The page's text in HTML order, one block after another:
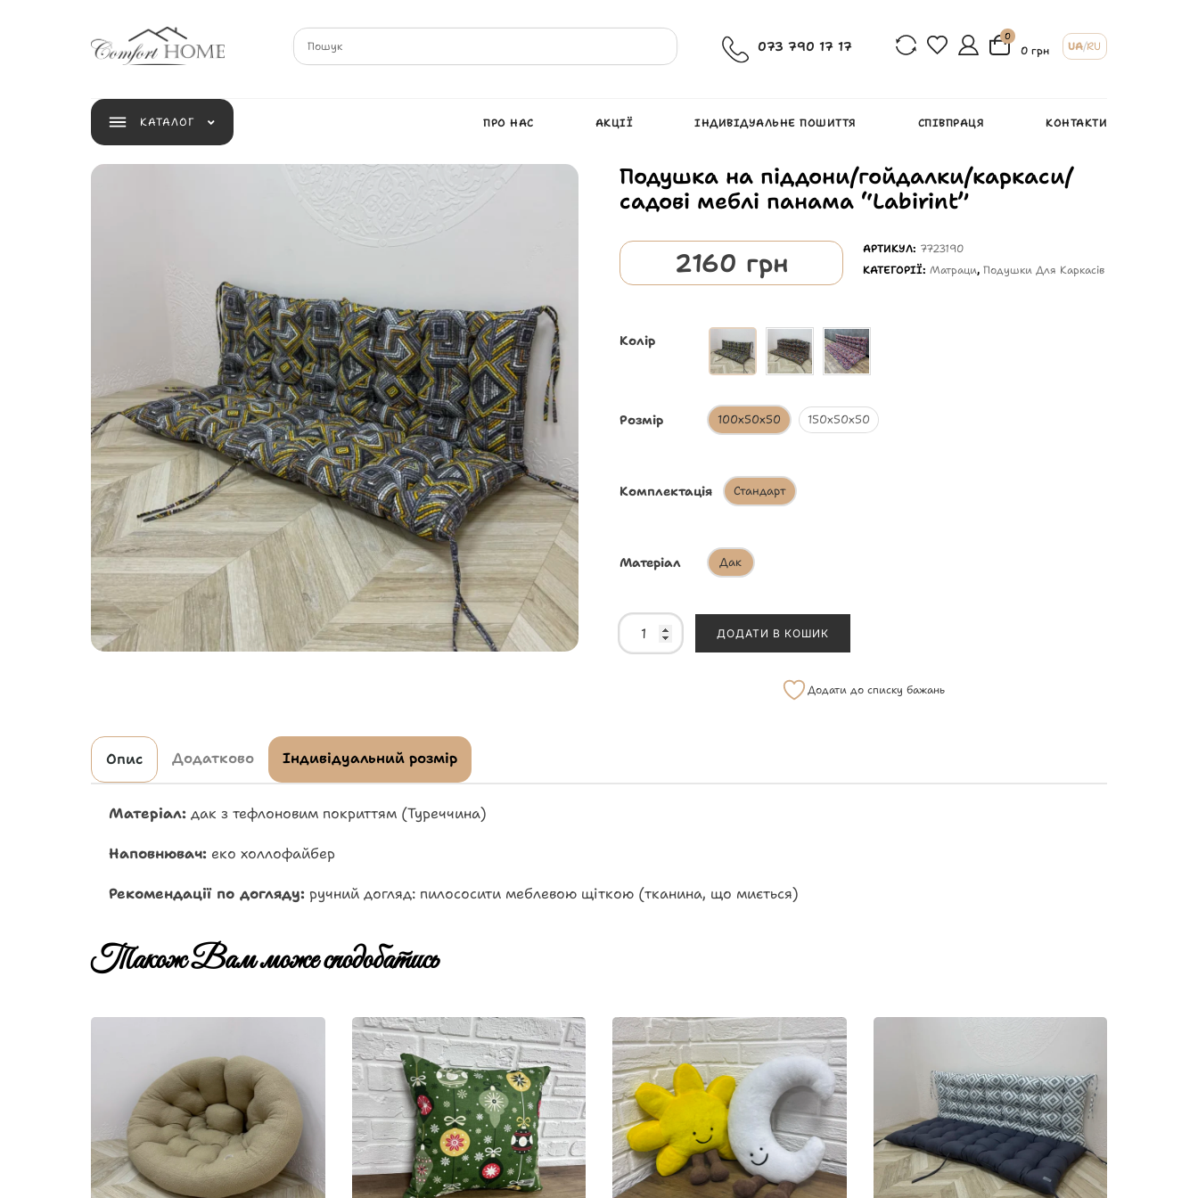
073 790 17 17
0
0 грн UA/RU
КАТАЛОГ ПРО НАС АКЦІЇ ІНДИВІДУАЛЬНЕ ПОШИТТЯ СПІВПРАЦЯ КОНТАКТИ
Подушка на піддони/гойдалки/каркаси/
садові меблі панама “Labirint”
2160 грн АРТИКУЛ: 7723190
КАТЕГОРІЇ:Матраци,Подушки Для Каркасів
Колір
Розмір 100х50х50 150х50х50
Комплектація Стандарт
Матеріал Дак
ДОДАТИ В КОШИК
Додати до списку бажань
Опис Додатково Індивідуальний розмір
Матеріал: дак з тефлоновим покриттям (Туреччина)
Наповнювач: еко холлофайбер
Рекомендації по догляду: ручний догляд: пилососити меблевою щіткою (тканина, що миється)
Також Вам може сподобатись